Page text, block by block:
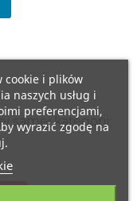
samej kategorii:
cookie i plików
naszych usług i
preferencjami,
wyrazić zgodę na